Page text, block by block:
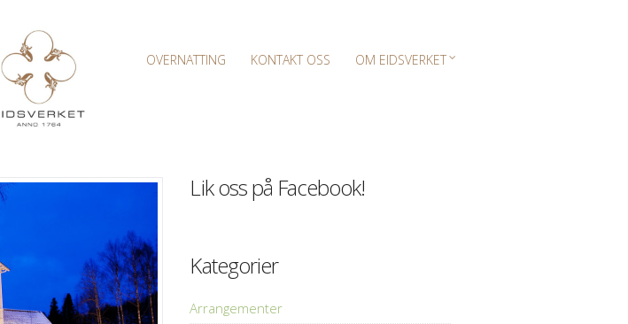
OVERNATTING KONTAKT OSS OM EIDSVERKET
Lik oss på Facebook!
Kategorier
Arrangementer